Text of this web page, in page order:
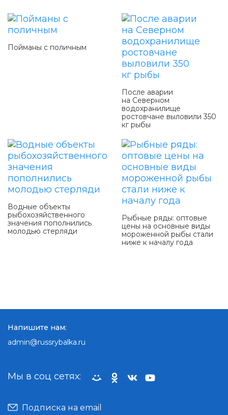
Пойманы с поличным
После аварии
на Северном
водохранилище
ростовчане выловили 350
кг рыбы
Водные объекты
рыбохозяйственного
значения пополнились
молодью стерляди
Рыбные ряды: оптовые
цены на основные виды
мороженной рыбы стали
ниже к началу года
Мы в соц сетях:
Подписка на email
Напишите нам:
admin@russrybalka.ru